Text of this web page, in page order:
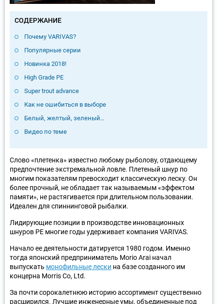
СОДЕРЖАНИЕ
Почему VARIVAS?
Популярные серии
Новинка 2018!
High Grade PE
Super trout advance
Как не ошибиться в выборе
Белый, желтый, зеленый…
Видео по теме
Слово «плетенка» известно любому рыболову, отдающему
предпочтение экстремальной ловле. Плетеный шнур по
многим показателям превосходит классическую леску. Он
более прочный, не обладает так называемым «эффектом
памяти», не растягивается при длительном пользовании.
Идеален для спиннинговой рыбалки.
Лидирующие позиции в производстве инновационных
шнуров PE многие годы удерживает компания VARIVAS.
Начало ее деятельности датируется 1980 годом. Именно
тогда японский предприниматель Morio Arai начал
выпускать монофильные лески на базе созданного им
концерна Morris Co, Ltd.
За почти сорокалетнюю историю ассортимент существенно
расширился. Лучшие инженерные умы, объединенные под